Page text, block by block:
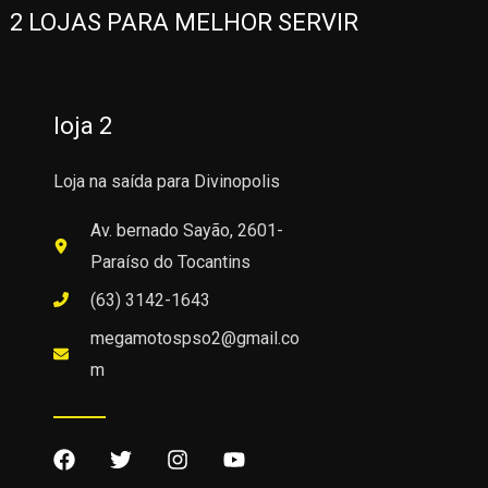
2 LOJAS PARA MELHOR SERVIR
loja 2
Loja na saída para Divinopolis
Av. bernado Sayão, 2601-
Paraíso do Tocantins
(63) 3142-1643
megamotospso2@gmail.co
m